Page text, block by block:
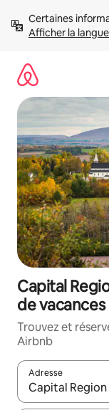
directement
Afficher la
Capital
de vacances
Trouvez et
Airbnb
Adresse
Lorsque les